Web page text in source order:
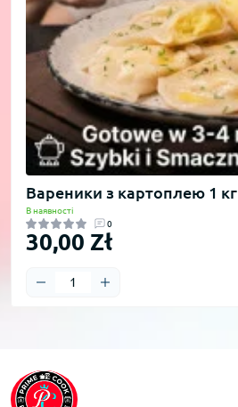
Вареники з картоплею 1 кг
В наявності
0
30,00 Zł